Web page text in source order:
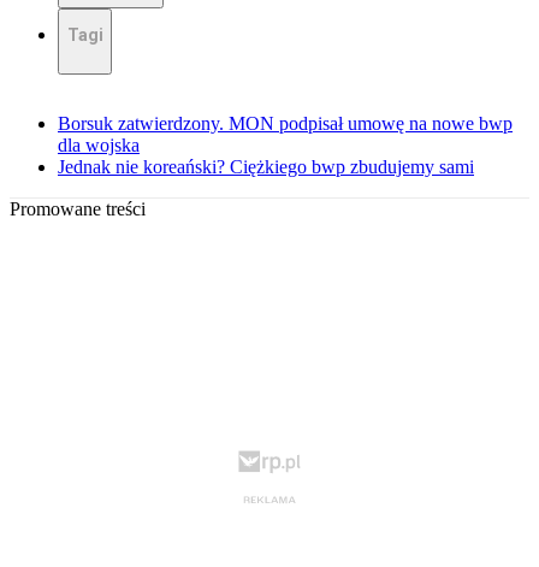
Tagi
Borsuk zatwierdzony. MON podpisał umowę na nowe bwp
dla wojska
Jednak nie koreański? Ciężkiego bwp zbudujemy sami
Promowane treści